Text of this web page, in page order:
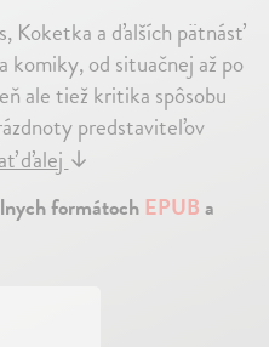
Koketka a ďalších pätnásť
komiky, od situačnej až po
ale tiež kritika spôsobu
predstaviteľov
ďalej ↓
formátoch EPUBa